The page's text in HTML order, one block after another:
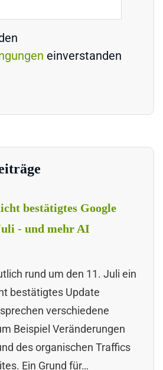
einverstanden
bestätigtes Google
- und mehr AI
rund um den 11. Juli ein
bestätigtes Update
verschiedene
Beispiel Veränderungen
des organischen Traffics
Ein Grund für…